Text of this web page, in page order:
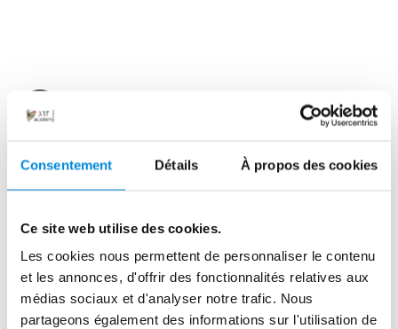
Consentement Détails À propos des cookies
Ce site web utilise des cookies.
Les cookies nous permettent de personnaliser le contenu
et les annonces, d'offrir des fonctionnalités relatives aux
médias sociaux et d'analyser notre trafic. Nous
partageons également des informations sur l'utilisation de